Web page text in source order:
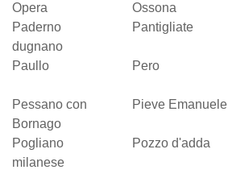
Opera Ossona
Paderno
dugnano
Pantigliate
Paullo Pero
Pessano con
Bornago
Pieve Emanuele
Pogliano
milanese
Pozzo d'adda